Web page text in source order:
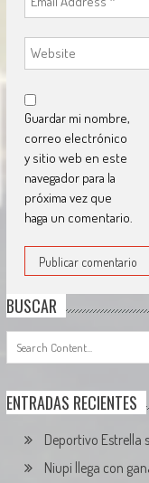
Guardar mi nombre,
correo electrónico
y sitio web en este
navegador para la
próxima vez que
haga un comentario.
BUSCAR
ENTRADAS RECIENTES
Deportivo Estrella
Niupi llega con